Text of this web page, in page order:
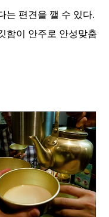
는 편견을 깰 수 있다.
함이 안주로 안성맞춤